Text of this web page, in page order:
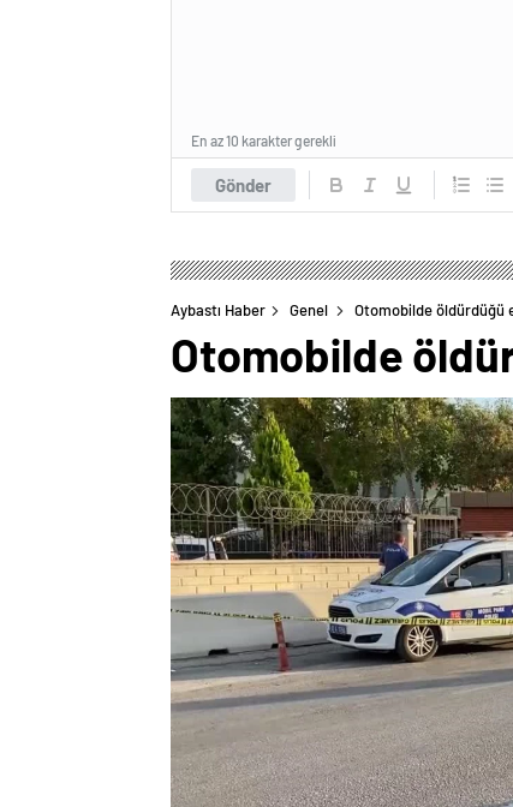
Gönder
En az 10 karakter gerekli
Aybastı Haber Genel Otomobilde öldürdüğü
Otomobilde